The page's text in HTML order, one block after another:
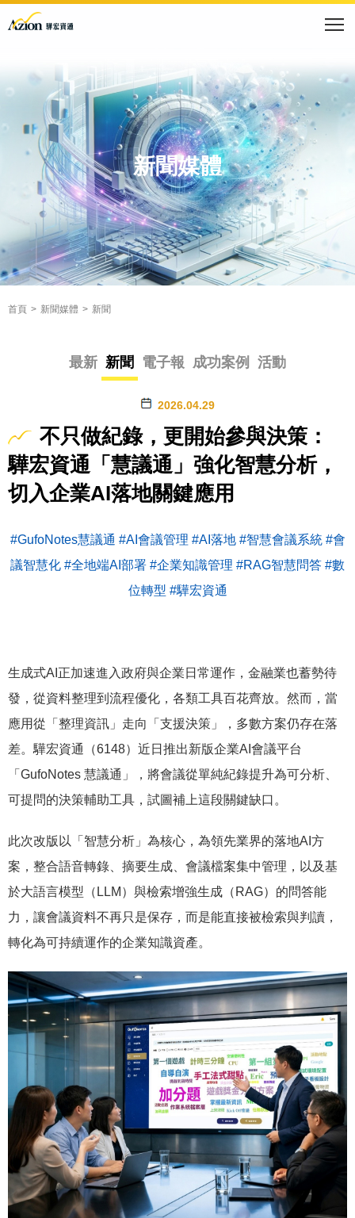
新聞媒體
首頁 新聞媒體 新聞
最新 新聞 電子報 成功案例 活動
2026.04.29
不只做紀錄，更開始參與決策：
驊宏資通「慧議通」強化智慧分析，
切入企業AI落地關鍵應用
#GufoNotes慧議通 #AI會議管理 #AI落地 #智慧會議系統 #會
議智慧化 #全地端AI部署 #企業知識管理 #RAG智慧問答 #數
位轉型 #驊宏資通
生成式AI正加速進入政府與企業日常運作，金融業也蓄勢待
發，從資料整理到流程優化，各類工具百花齊放。然而，當
應用從「整理資訊」走向「支援決策」，多數方案仍存在落
差。驊宏資通（6148）近日推出新版企業AI會議平台
「GufoNotes 慧議通」，將會議從單純紀錄提升為可分析、
可提問的決策輔助工具，試圖補上這段關鍵缺口。
此次改版以「智慧分析」為核心，為領先業界的落地AI方
案，整合語音轉錄、摘要生成、會議檔案集中管理，以及基
於大語言模型（LLM）與檢索增強生成（RAG）的問答能
力，讓會議資料不再只是保存，而是能直接被檢索與判讀，
轉化為可持續運作的企業知識資產。